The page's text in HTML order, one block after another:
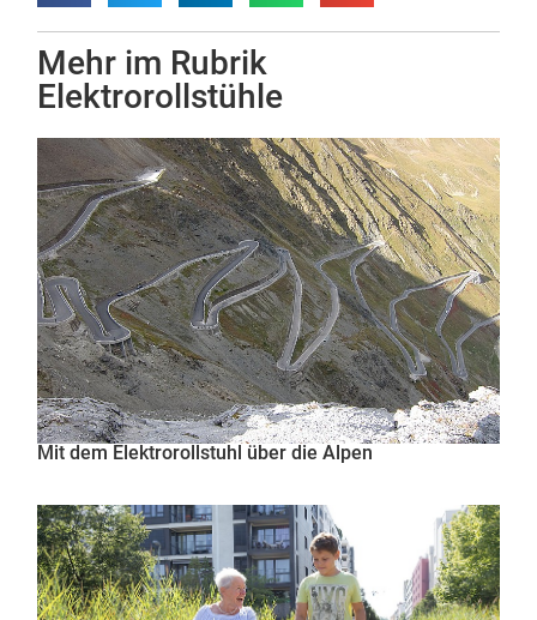
Mehr im Rubrik
Elektrorollstühle
Mit dem Elektrorollstuhl über die Alpen